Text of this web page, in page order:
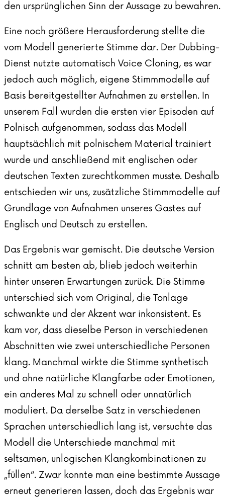
den ursprünglichen Sinn der Aussage zu bewahren.
Eine noch größere Herausforderung stellte die
vom Modell generierte Stimme dar. Der Dubbing-
Dienst nutzte automatisch Voice Cloning, es war
jedoch auch möglich, eigene Stimmmodelle auf
Basis bereitgestellter Aufnahmen zu erstellen. In
unserem Fall wurden die ersten vier Episoden auf
Polnisch aufgenommen, sodass das Modell
hauptsächlich mit polnischem Material trainiert
wurde und anschließend mit englischen oder
deutschen Texten zurechtkommen musste. Deshalb
entschieden wir uns, zusätzliche Stimmmodelle auf
Grundlage von Aufnahmen unseres Gastes auf
Englisch und Deutsch zu erstellen.
Das Ergebnis war gemischt. Die deutsche Version
schnitt am besten ab, blieb jedoch weiterhin
hinter unseren Erwartungen zurück. Die Stimme
unterschied sich vom Original, die Tonlage
schwankte und der Akzent war inkonsistent. Es
kam vor, dass dieselbe Person in verschiedenen
Abschnitten wie zwei unterschiedliche Personen
klang. Manchmal wirkte die Stimme synthetisch
und ohne natürliche Klangfarbe oder Emotionen,
ein anderes Mal zu schnell oder unnatürlich
moduliert. Da derselbe Satz in verschiedenen
Sprachen unterschiedlich lang ist, versuchte das
Modell die Unterschiede manchmal mit
seltsamen, unlogischen Klangkombinationen zu
„füllen“. Zwar konnte man eine bestimmte Aussage
erneut generieren lassen, doch das Ergebnis war